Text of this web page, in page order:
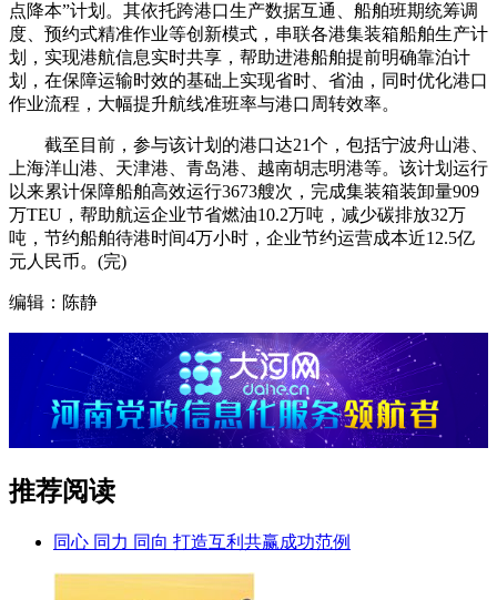
点降本”计划。其依托跨港口生产数据互通、船舶班期统筹调
度、预约式精准作业等创新模式，串联各港集装箱船舶生产计
划，实现港航信息实时共享，帮助进港船舶提前明确靠泊计
划，在保障运输时效的基础上实现省时、省油，同时优化港口
作业流程，大幅提升航线准班率与港口周转效率。
截至目前，参与该计划的港口达21个，包括宁波舟山港、
上海洋山港、天津港、青岛港、越南胡志明港等。该计划运行
以来累计保障船舶高效运行3673艘次，完成集装箱装卸量909
万TEU，帮助航运企业节省燃油10.2万吨，减少碳排放32万
吨，节约船舶待港时间4万小时，企业节约运营成本近12.5亿
元人民币。(完)
编辑：陈静
推荐阅读
同心 同力 同向 打造互利共赢成功范例